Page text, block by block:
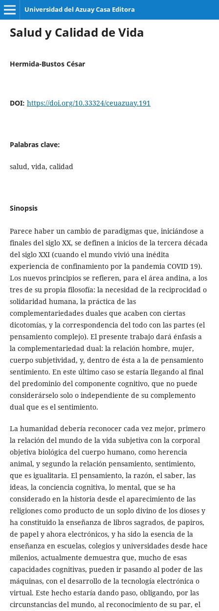
Universidad del Azuay Casa Editora
Salud y Calidad de Vida
Hermida-Bustos César
DOI: https://doi.org/10.33324/ceuazuay.191
Palabras clave:
salud, vida, calidad
Sinopsis
Parece haber un cambio de paradigmas que, iniciándose a
finales del siglo XX, se definen a inicios de la tercera década
del siglo XXI (cuando el mundo vivió una inédita
experiencia de confinamiento por la pandemia COVID 19).
Los nuevos principios se refieren, para el área andina, a los
tres de su propia filosofía: la necesidad de la reciprocidad o
solidaridad humana, la práctica de las
complementariedades duales que acaben con ciertas
dicotomías, y la correspondencia del todo con las partes (el
pensamiento complejo). El presente trabajo dará énfasis a
la complementariedad dual: la relación hombre, mujer,
cuerpo subjetividad, y, dentro de ésta a la de pensamiento
sentimiento. En este último caso se estaría llegando al final
del predominio del componente cognitivo, que no puede
considerárselo solo o independiente de su complemento
dual que es el sentimiento.
La humanidad debería reconocer cada vez mejor, primero
la relación del mundo de la vida subjetiva con la corporal
objetiva biológica del cuerpo humano, como herencia
animal, y segundo la relación pensamiento, sentimiento,
que es igualitaria. El pensamiento, la razón, el saber, las
ideas, la conciencia cognitiva, lo mental, que se ha
considerado en la historia desde el aparecimiento de las
religiones como producto de un soplo divino de los dioses y
ha constituido la enseñanza de libros sagrados, de papiros,
de papel y ahora electrónicos, y ha sido la esencia de la
enseñanza en escuelas, colegios y universidades desde hace
milenios, actualmente demuestra que, mucho de esas
capacidades cognitivas, pueden ir pasando al poder de las
máquinas, con el desarrollo de la tecnología electrónica o
virtual. Este hecho estaría dando paso, obligando, por las
circunstancias del mundo, al reconocimiento de su par, el